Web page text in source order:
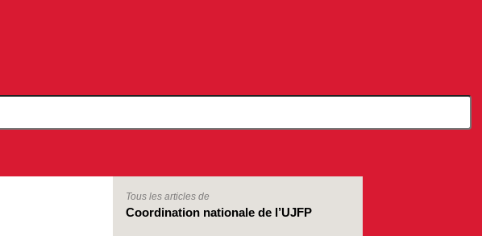
Tous les articles de
Coordination nationale de l’UJFP